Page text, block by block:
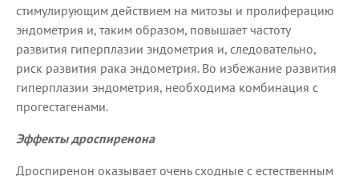
стимулирующим действием на митозы и пролиферацию
эндометрия и, таким образом, повышает частоту
развития гиперплазии эндометрия и, следовательно,
риск развития рака эндометрия. Во избежание развития
гиперплазии эндометрия, необходима комбинация с
прогестагенами.
Эффекты дроспиренона
Дроспиренон оказывает очень сходные с естественным